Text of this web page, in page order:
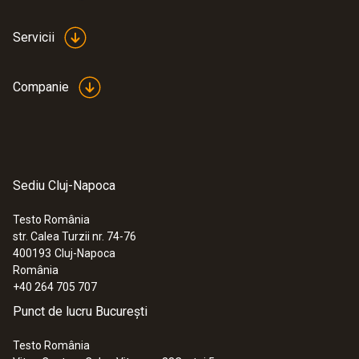
Servicii
Companie
Sediu Cluj-Napoca
Testo România
str. Calea Turzii nr. 74-76
400193 Cluj-Napoca
România
+40 264 705 707
Punct de lucru București
Testo România